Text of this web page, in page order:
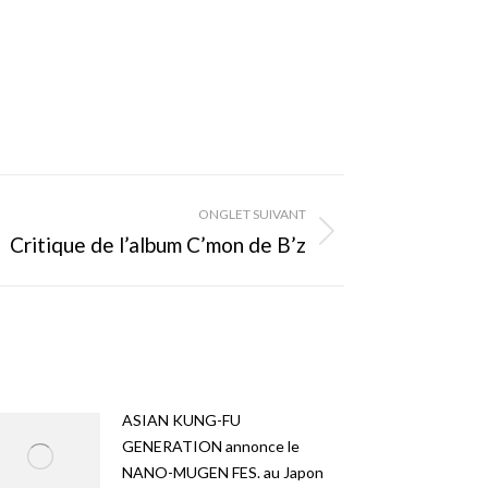
ONGLET SUIVANT
Critique de l’album C’mon de B’z
ASIAN KUNG-FU
GENERATION annonce le
NANO-MUGEN FES. au Japon